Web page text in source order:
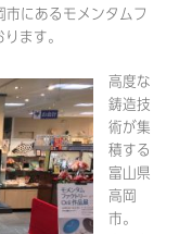
にあるモメンタムフ
ます。
高度な
鋳造技
術が集
積する
富山県
高岡
市。